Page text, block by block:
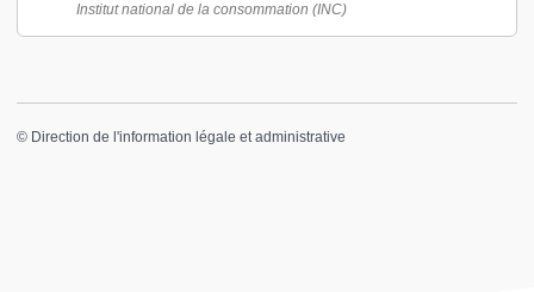
Institut national de la consommation (INC)
© Direction de l'information légale et administrative